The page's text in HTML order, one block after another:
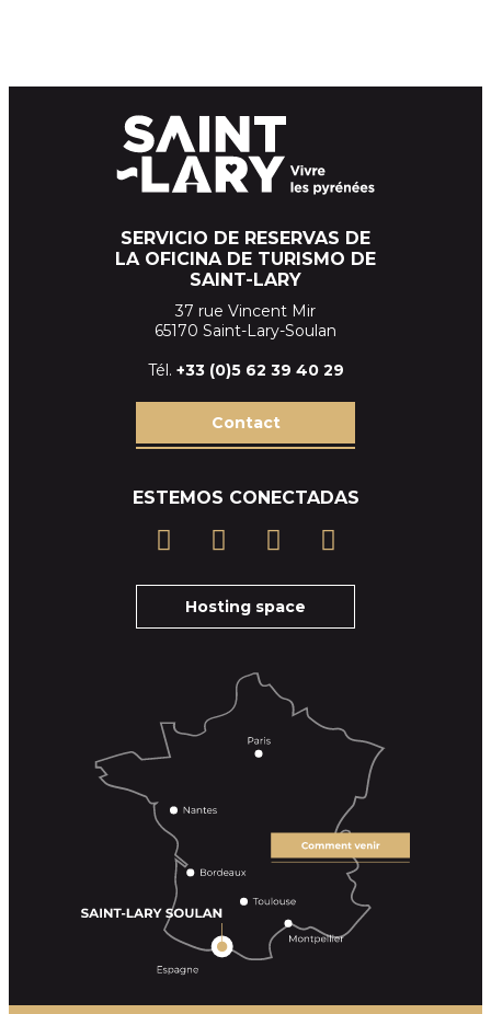
SERVICIO DE RESERVAS DE
LA OFICINA DE TURISMO DE
SAINT-LARY
37 rue Vincent Mir
65170 Saint-Lary-Soulan
Tél. +33 (0)5 62 39 40 29
Contact
ESTEMOS CONECTADAS
Hosting space